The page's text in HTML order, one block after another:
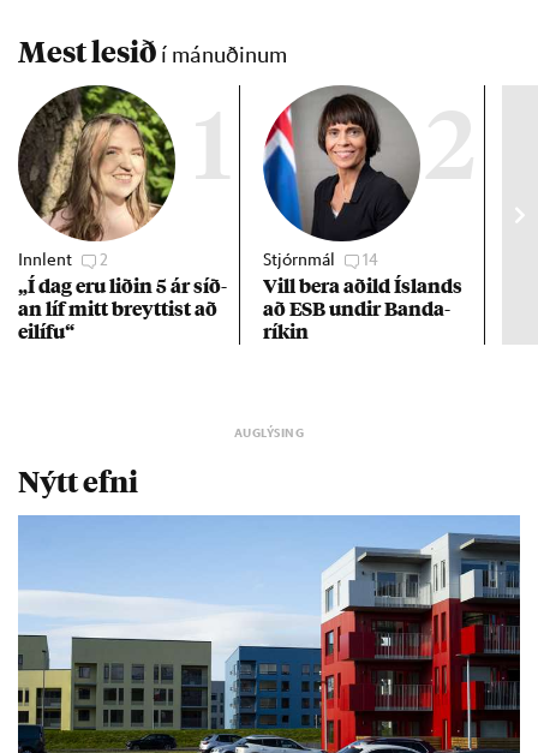
Mest lesið í mánuðinum
1
Innlent 2
„Í dag eru lið­in 5 ár síð­
an líf mitt breytt­ist að
ei­lífu“
2
Stjórnmál 14
Vill bera að­ild Ís­lands
að ESB und­ir Banda­
rík­in
Nýtt efni